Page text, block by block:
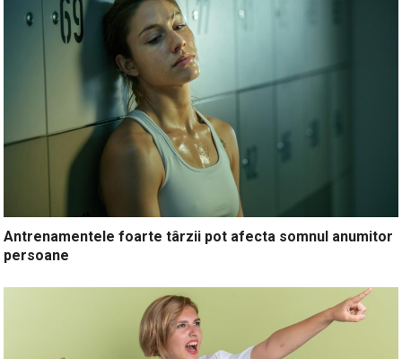
Antrenamentele foarte târzii pot afecta somnul anumitor
persoane